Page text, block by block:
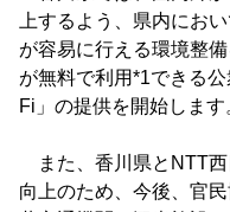
上するよう、県内にお
が容易に行える環境整
が無料で利用*1できる
Fi」の提供を開始します
また、香川県とNTT西
向上のため、今後、官